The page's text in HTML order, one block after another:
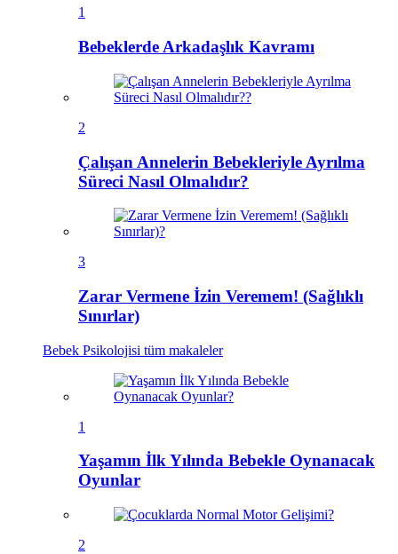
1
Bebeklerde Arkadaşlık Kavramı
2
Çalışan Annelerin Bebekleriyle Ayrılma
Süreci Nasıl Olmalıdır?
3
Zarar Vermene İzin Veremem! (Sağlıklı
Sınırlar)
Bebek Psikolojisi tüm makaleler
1
Yaşamın İlk Yılında Bebekle Oynanacak
Oyunlar
2